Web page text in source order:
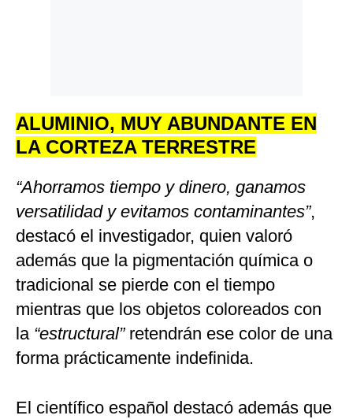
ALUMINIO, MUY ABUNDANTE EN
LA CORTEZA TERRESTRE
“Ahorramos tiempo y dinero, ganamos
versatilidad y evitamos contaminantes”,
destacó el investigador, quien valoró
además que la pigmentación química o
tradicional se pierde con el tiempo
mientras que los objetos coloreados con
la“estructural”retendrán ese color de una
forma prácticamente indefinida.
El científico español destacó además que